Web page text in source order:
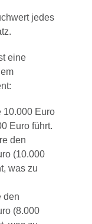
jedes
eine
10.000 Euro
Euro führt.
den
(10.000
was zu
den
(8.000